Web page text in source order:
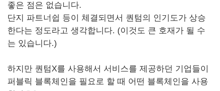
좋은 점은 없습니다.
단지 파트너쉽 등이 체결되면서 퀀텀의 인기도가 상승
한다는 정도라고 생각합니다. (이것도 큰 호재가 될 수
는 있습니다.)
하지만 퀀텀X를 사용해서 서비스를 제공하던 기업들이
퍼블릭 블록체인을 필요로 할 때 어떤 블록체인을 사용